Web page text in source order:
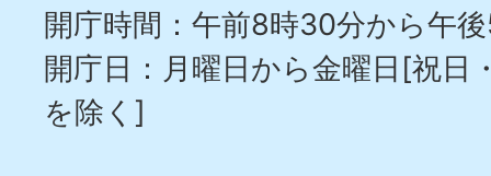
開庁時間：午前8時30分から午
開庁日：月曜日から金曜日[祝日
を除く]